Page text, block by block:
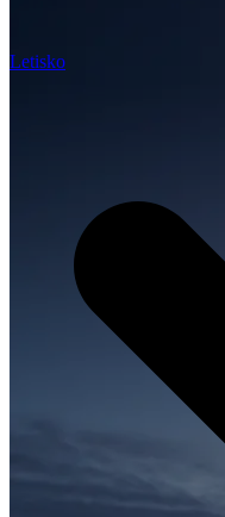
Letisko